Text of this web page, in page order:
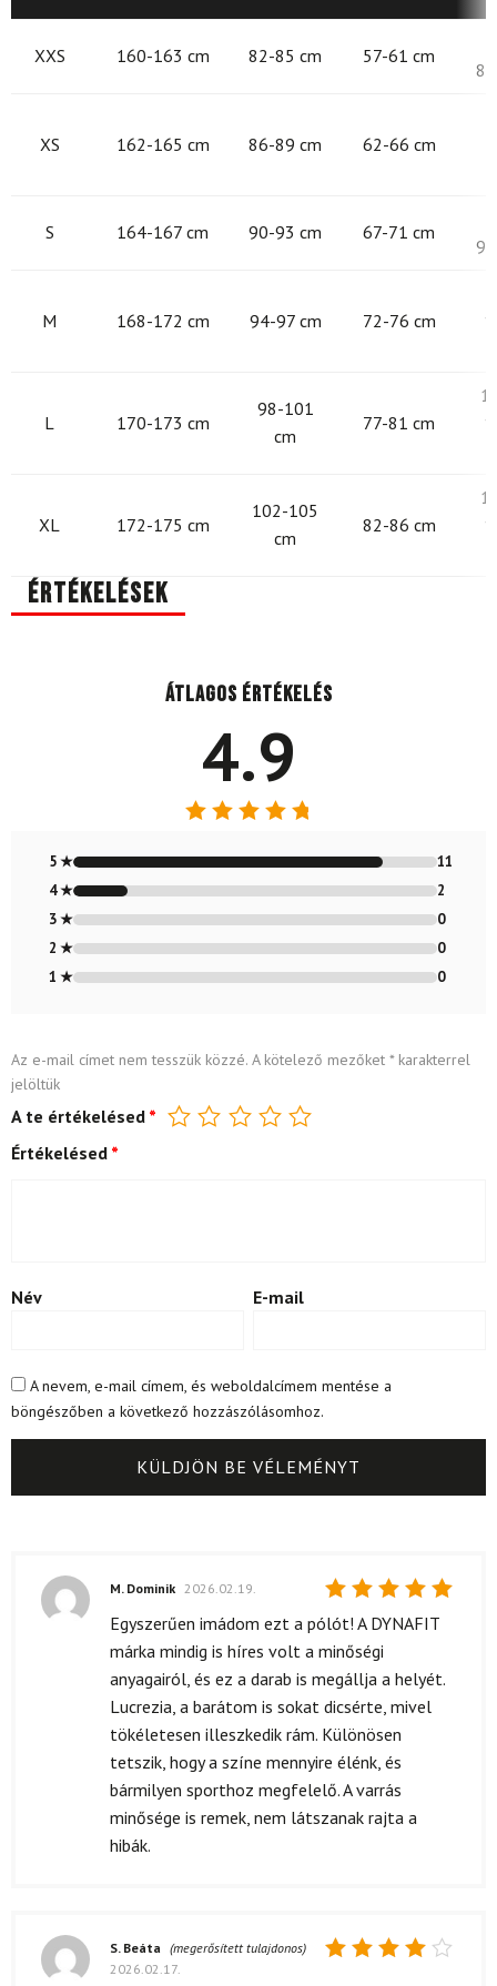
XXS 160-163 cm 82-85 cm 57-61 cm
XS 162-165 cm 86-89 cm 62-66 cm
S 164-167 cm 90-93 cm 67-71 cm
M 168-172 cm 94-97 cm 72-76 cm
L 170-173 cm
98-101
cm
77-81 cm
XL 172-175 cm
102-105
cm
82-86 cm
Értékelések
Átlagos értékelés
4.9
4.85/ 5
5 ★
11
4 ★
2
3 ★
0
2 ★
0
1 ★
0
Az e-mail címet nem tesszük közzé. A kötelező mezőket *karakterrel
jelöltük
A te értékelésed *
Értékelésed *
Név E-mail
A nevem, e-mail címem, és weboldalcímem mentése a
böngészőben a következő hozzászólásomhoz.
Értékelés:
M. Dominik 2026.02.19.
Egyszerűen imádom ezt a pólót! A DYNAFIT
márka mindig is híres volt a minőségi
anyagairól, és ez a darab is megállja a helyét.
Lucrezia, a barátom is sokat dicsérte, mivel
tökéletesen illeszkedik rám. Különösen
tetszik, hogy a színe mennyire élénk, és
bármilyen sporthoz megfelelő. A varrás
minősége is remek, nem látszanak rajta a
hibák.
S. Beáta (megerősített tulajdonos)
2026.02.17.